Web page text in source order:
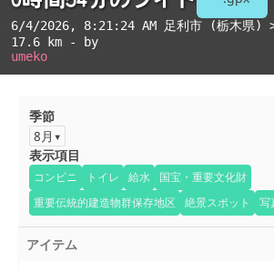
6/4/2026, 8:21:24 AM 足利市 (栃木県)
17.6 km - by
umeko
季節
8月
表示項目
コンビニ トイレ 給水
国宝・重要文化財
重要伝統的建造物群保存地区
絶景スポット 写
アイテム